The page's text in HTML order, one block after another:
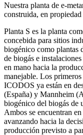
Nuestra planta de e-
construida, en
Planta S es la planta
concebida para sitios
biogénico como plantas
de biogás e
en mano hacia la
manejable. Los
ICODOS ya están en
(España) y Mannheim
biogénico del biogás de
Ambos se encuentran
avanzando hacia la
producción previsto a